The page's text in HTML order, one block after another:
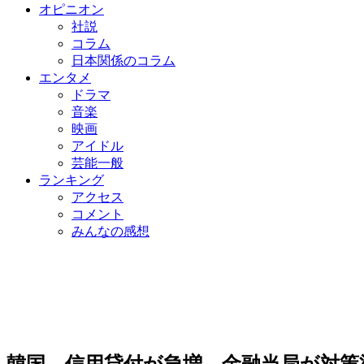
オピニオン
社説
コラム
日本関係のコラム
エンタメ
ドラマ
音楽
映画
アイドル
芸能一般
ランキング
アクセス
コメント
みんなの感想